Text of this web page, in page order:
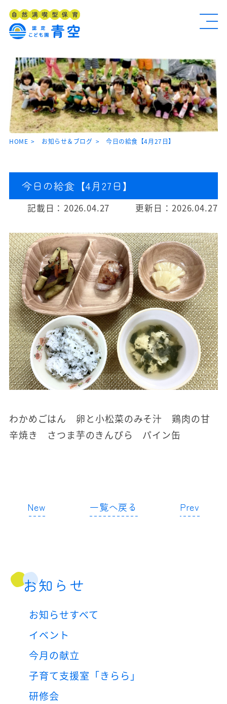
HOME お知らせ＆ブログ 今日の給食【4月27日】
今日の給食【4月27日】
記載日： 2026.04.27 更新日： 2026.04.27
わかめごはん 卵と小松菜のみそ汁 鶏肉の甘
辛焼き さつま芋のきんぴら パイン缶
New 一覧へ戻る Prev
お知らせ
お知らせすべて
イベント
今月の献立
子育て支援室「きらら」
研修会